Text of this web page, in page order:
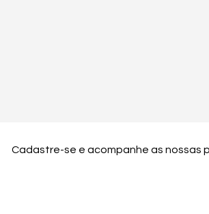
Cadastre-se e acompanhe as nossas